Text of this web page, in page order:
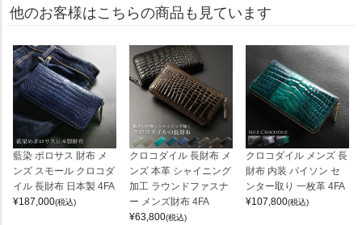
他のお客様はこちらの商品も見ています
藍染 ポロサス 財布 メ
ンズ スモール クロコダ
イル 長財布 日本製 4FA
¥187,000(税込)
クロコダイル 長財布 メ
ンズ 本革 シャイニング
加工 ラウンドファスナ
ー メンズ財布 4FA
¥63,800(税込)
クロコダイル メンズ 長
財布 内装 パイソン セ
ンター取り 一枚革 4FA
¥107,800(税込)